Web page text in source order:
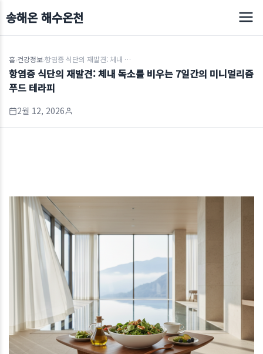
송해온 해수온천
홈›건강정보› 항염증 식단의 재발견: 체내 독소를 비우는 7일간의 미니멀리즘 푸드 테라피
항염증 식단의 재발견: 체내 독소를 비우는 7일간의 미니멀리즘
푸드 테라피
2월 12, 2026